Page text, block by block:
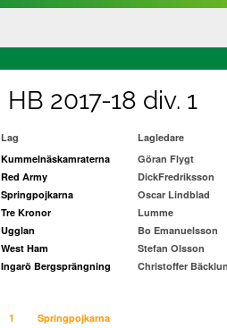
HB 2017-18 div. 1
Lag
Lagledare
Kummelnäskamraterna
Göran Flygt
Red Army
Springpojkarna
Oscar Lindblad
Tre Kronor
Lumme
Ugglan
Bo Emanuelsson
West Ham
Stefan Olsson
Ingarö Bergsprängning
Christoffer
1
Springpojkarna